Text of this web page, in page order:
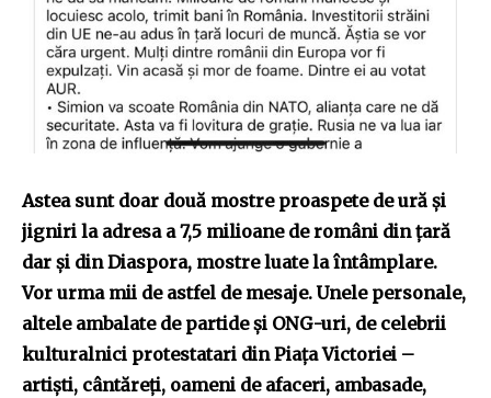
Astea sunt doar două mostre proaspete de ură și
jigniri la adresa a 7,5 milioane de români din țară
dar și din Diaspora, mostre luate la întâmplare.
Vor urma mii de astfel de mesaje. Unele personale,
altele ambalate de partide și ONG-uri, de celebrii
kulturalnici protestatari din Piața Victoriei –
artiști, cântăreți, oameni de afaceri, ambasade,